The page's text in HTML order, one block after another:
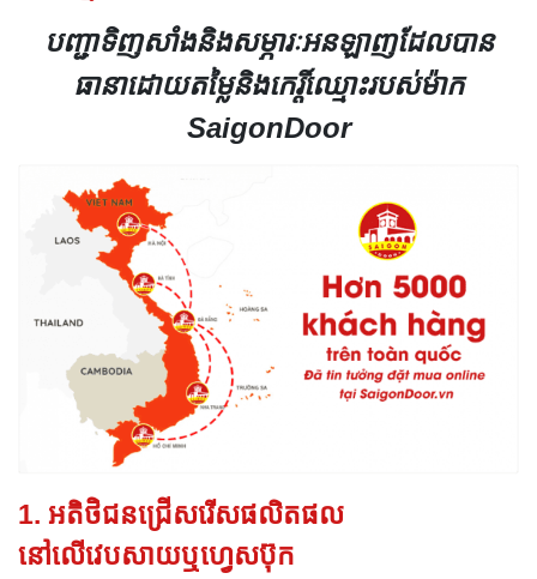
បញ្ជាទិញសាំងនិងសម្ភារៈអនឡាញដែលបាន
ធានាដោយតម្លៃនិងកេរ្តិ៍ឈ្មោះរបស់ម៉ាក
SaigonDoor
1. អតិថិជនជ្រើសរើសផលិតផល
នៅលើវេបសាយឬហ្វេសប៊ុក